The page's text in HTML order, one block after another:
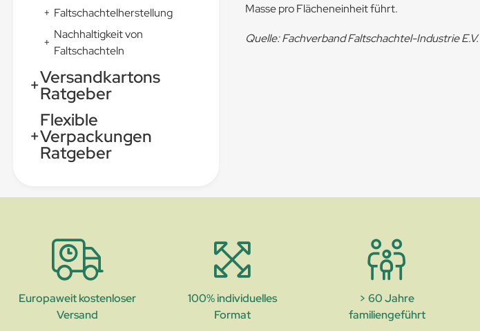
+ Faltschachtelherstellung
+
Nachhaltigkeit von
Faltschachteln
+Versandkartons
Ratgeber
+
Flexible
Verpackungen
Ratgeber
Masse pro Flächeneinheit führt.
Quelle: Fachverband Faltschachtel-Industrie E.V.
Europaweit kostenloser
Versand
100% individuelles
Format
> 60 Jahre
familiengeführt